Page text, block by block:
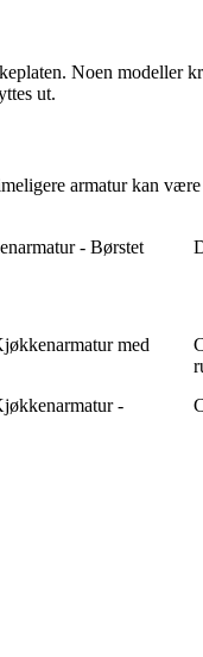
Noen
ut.
armatur kan
- Børstet
med
-